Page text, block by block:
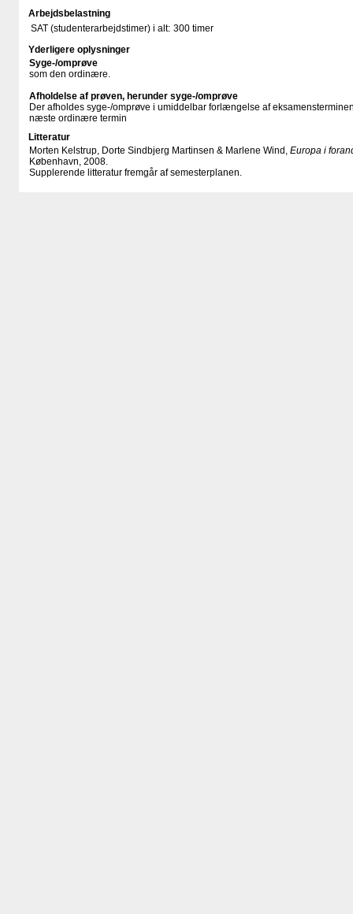
Arbejdsbelastning
SAT (studenterarbejdstimer) i alt: 300 timer
Yderligere oplysninger
Syge-/omprøve
som den ordinære.
Afholdelse af prøven, herunder syge-/omprøve
Der afholdes syge-/omprøve i umiddelbar forlængelse af
næste ordinære termin
Litteratur
Morten Kelstrup, Dorte Sindbjerg Martinsen & Marlene Wind, Europa i
København, 2008.
Supplerende litteratur fremgår af semesterplanen.